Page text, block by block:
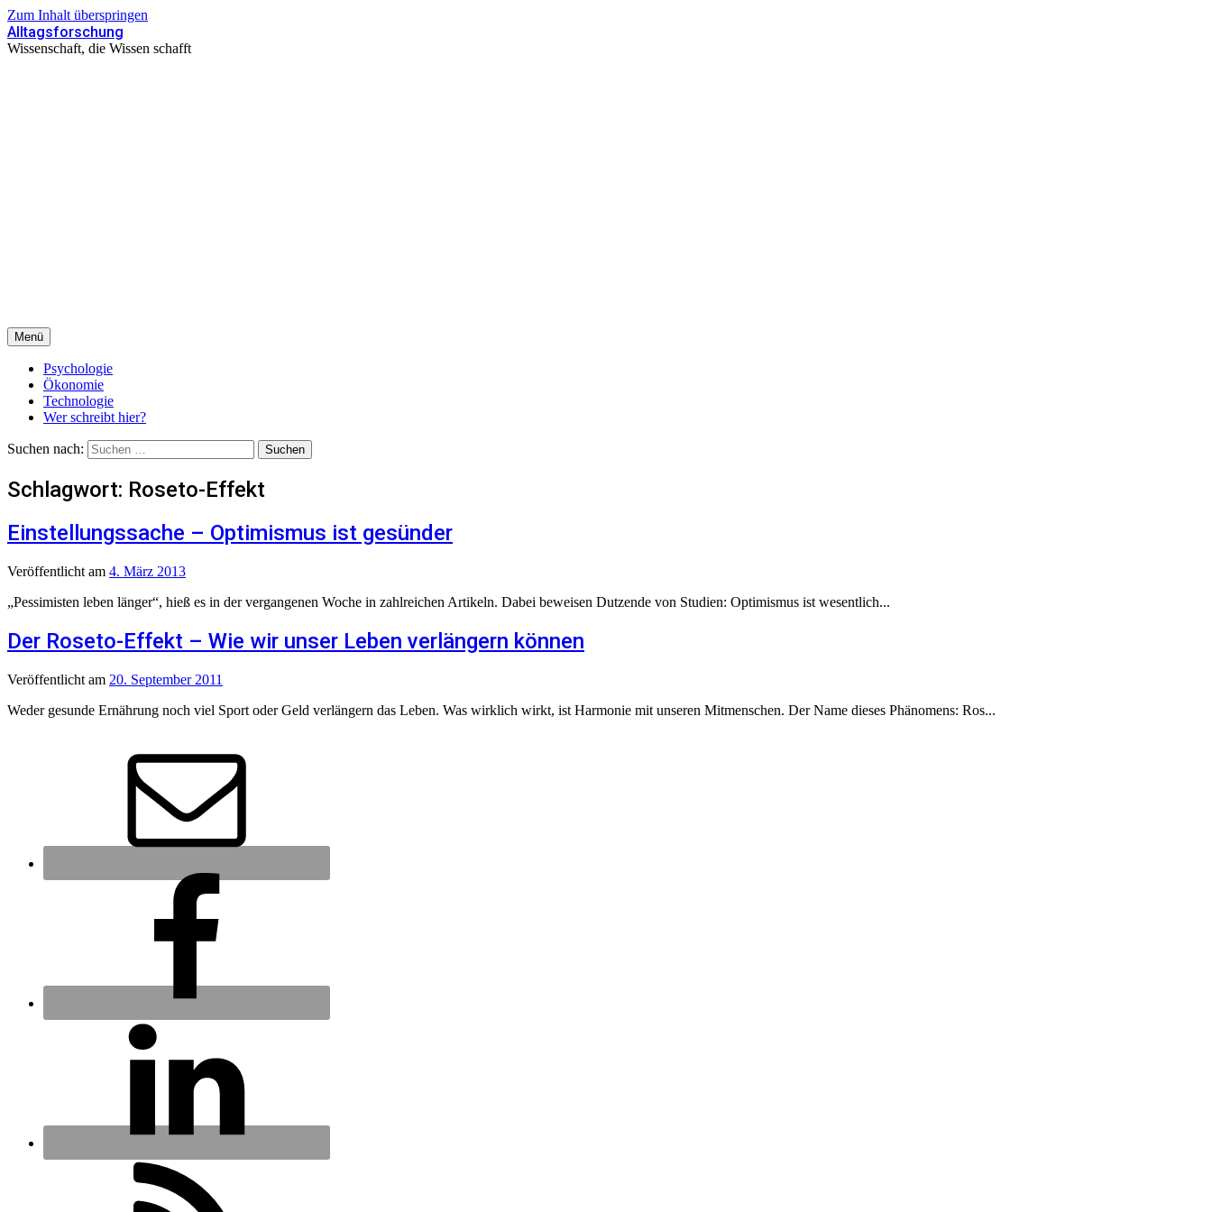
Zum Inhalt überspringen
Alltagsforschung
Wissenschaft, die Wissen schafft
Menü
Psychologie
Ökonomie
Technologie
Wer schreibt hier?
Suchen nach:
Schlagwort: Roseto-Effekt
Einstellungssache – Optimismus ist gesünder
Veröffentlicht am 4. März 2013
„Pessimisten leben länger“, hieß es in der vergangenen Woche in zahlreichen Artikeln. Dabei beweisen Dutzende von Studien: Optimismus ist wesentlich...
Der Roseto-Effekt – Wie wir unser Leben verlängern können
Veröffentlicht am 20. September 2011
Weder gesunde Ernährung noch viel Sport oder Geld verlängern das Leben. Was wirklich wirkt, ist Harmonie mit unseren Mitmenschen. Der Name dieses Phänomens: Ros...